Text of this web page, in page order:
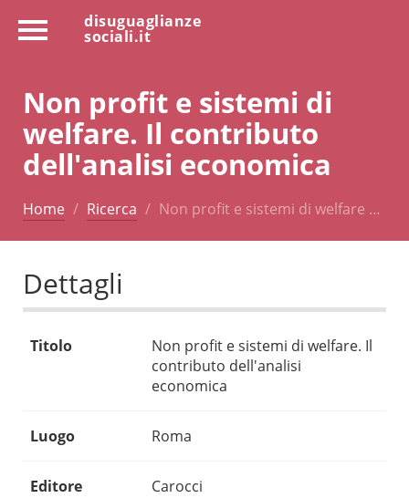
disuguaglianze
sociali.it
Non profit e sistemi di
welfare. Il contributo
dell'analisi economica
Home Ricerca Non profit e sistemi di welfare …
Dettagli
Titolo
Non profit e sistemi di welfare. Il
contributo dell'analisi
economica
Luogo Roma
Editore Carocci